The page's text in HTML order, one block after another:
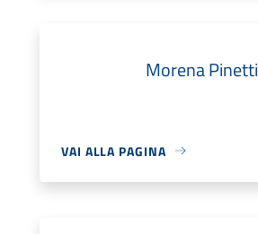
Morena Pinetti
VAI ALLA PAGINA